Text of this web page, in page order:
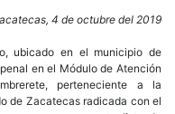
4 de octubre del 2019
ubicado en el municipio de
en el Módulo de Atención
perteneciente a la
de Zacatecas radicada con el